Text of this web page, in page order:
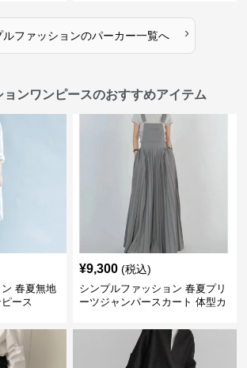
ルファッションのパーカー一覧へ ›
ョンワンピースのおすすめアイテム
春夏無地
ース
¥9,300 (税込)
シンプルファッション 春夏プリ
ーツジャンパースカート 体型カ